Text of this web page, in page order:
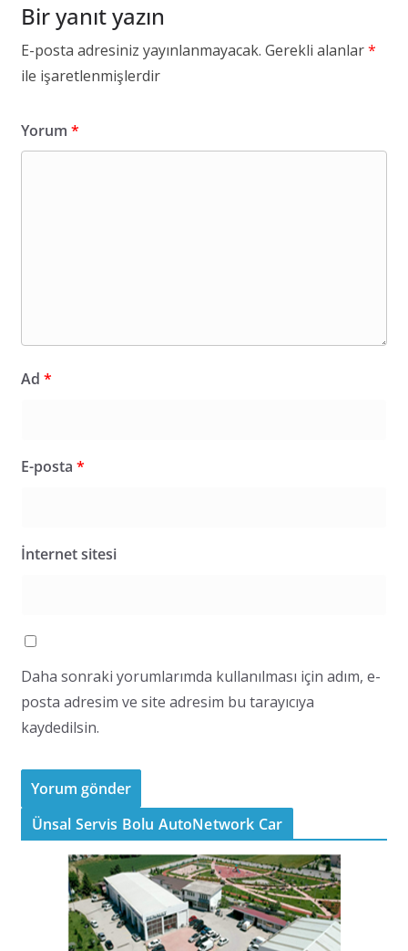
Bir yanıt yazın
E-posta adresiniz yayınlanmayacak. Gerekli alanlar*
ile işaretlenmişlerdir
Yorum *
Ad *
E-posta *
İnternet sitesi
Daha sonraki yorumlarımda kullanılması için adım, e-
posta adresim ve site adresim bu tarayıcıya
kaydedilsin.
Ünsal Servis Bolu AutoNetwork Car